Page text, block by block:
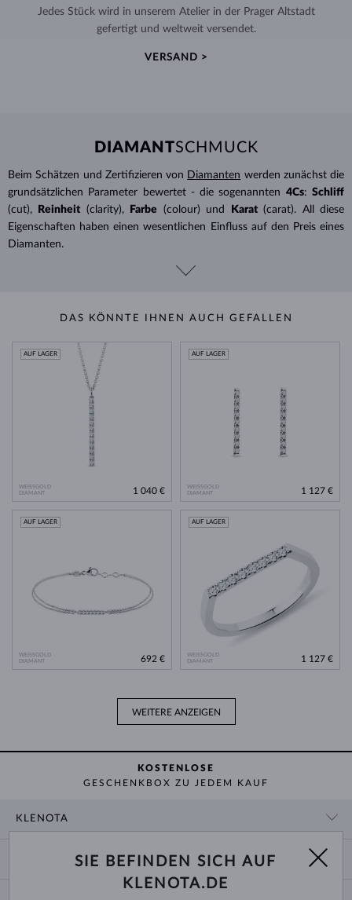
Jedes Stück wird in unserem Atelier in der Prager Altstadt
gefertigt und weltweit versendet.
VERSAND >
DIAMANTSCHMUCK
Beim Schätzen und Zertifizieren von Diamanten werden zunächst die
grundsätzlichen Parameter bewertet - die sogenannten 4Cs: Schliff
(cut),
Reinheit (clarity), Farbe (colour) und Karat (carat). All diese
Eigenschaften haben einen wesentlichen Einfluss auf den Preis eines
Diamanten.
DAS KÖNNTE IHNEN AUCH GEFALLEN
WEISSGOLD
DIAMANT
AUF LAGER
1 040 €
WEISSGOLD
DIAMANT
AUF LAGER
1 127 €
WEISSGOLD
DIAMANT
AUF LAGER
692 €
WEISSGOLD
DIAMANT
AUF LAGER
1 127 €
WEITERE ANZEIGEN
KOSTENLOSE
GESCHENKBOX ZU JEDEM KAUF
KLENOTA
ZAHLUNG UND VERSAND
SIE BEFINDEN SICH AUF
KLENOTA.DE